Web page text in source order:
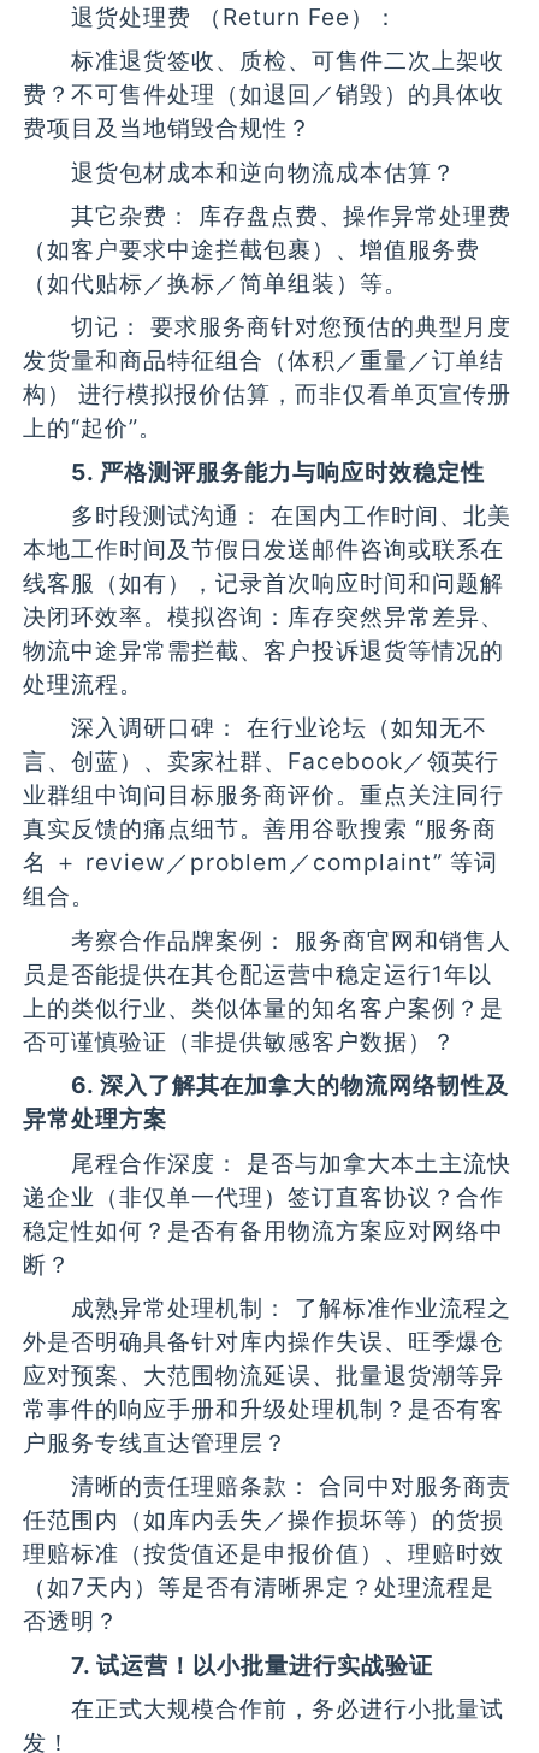
退货处理费 （Return Fee）：
标准退货签收、质检、可售件二次上架收
费？不可售件处理（如退回／销毁）的具体收
费项目及当地销毁合规性？
退货包材成本和逆向物流成本估算？
其它杂费： 库存盘点费、操作异常处理费
（如客户要求中途拦截包裹）、增值服务费
（如代贴标／换标／简单组装）等。
切记： 要求服务商针对您预估的典型月度
发货量和商品特征组合（体积／重量／订单结
构） 进行模拟报价估算，而非仅看单页宣传册
上的“起价”。
5. 严格测评服务能力与响应时效稳定性
多时段测试沟通： 在国内工作时间、北美
本地工作时间及节假日发送邮件咨询或联系在
线客服（如有），记录首次响应时间和问题解
决闭环效率。模拟咨询：库存突然异常差异、
物流中途异常需拦截、客户投诉退货等情况的
处理流程。
深入调研口碑： 在行业论坛（如知无不
言、创蓝）、卖家社群、Facebook／领英行
业群组中询问目标服务商评价。重点关注同行
真实反馈的痛点细节。善用谷歌搜索 “服务商
名 ＋ review／problem／complaint” 等词
组合。
考察合作品牌案例： 服务商官网和销售人
员是否能提供在其仓配运营中稳定运行1年以
上的类似行业、类似体量的知名客户案例？是
否可谨慎验证（非提供敏感客户数据）？
6. 深入了解其在加拿大的物流网络韧性及
异常处理方案
尾程合作深度： 是否与加拿大本土主流快
递企业（非仅单一代理）签订直客协议？合作
稳定性如何？是否有备用物流方案应对网络中
断？
成熟异常处理机制： 了解标准作业流程之
外是否明确具备针对库内操作失误、旺季爆仓
应对预案、大范围物流延误、批量退货潮等异
常事件的响应手册和升级处理机制？是否有客
户服务专线直达管理层？
清晰的责任理赔条款： 合同中对服务商责
任范围内（如库内丢失／操作损坏等）的货损
理赔标准（按货值还是申报价值）、理赔时效
（如7天内）等是否有清晰界定？处理流程是
否透明？
7. 试运营！以小批量进行实战验证
在正式大规模合作前，务必进行小批量试
发！